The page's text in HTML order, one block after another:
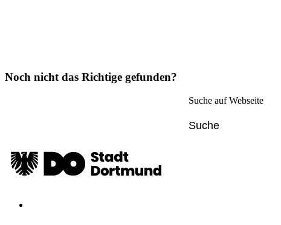
Noch nicht das Richtige gefunden?
Suche auf Webseite